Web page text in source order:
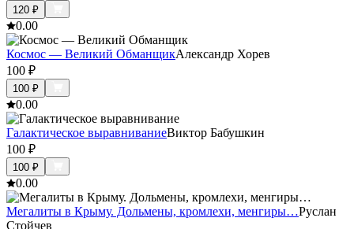
120 ₽
0.00
Космос — Великий ОбманщикАлександр Хорев
100 ₽
100 ₽
0.00
Галактическое выравниваниеВиктор Бабушкин
100 ₽
100 ₽
0.00
Мегалиты в Крыму. Дольмены, кромлехи, менгиры…Руслан
Стойчев